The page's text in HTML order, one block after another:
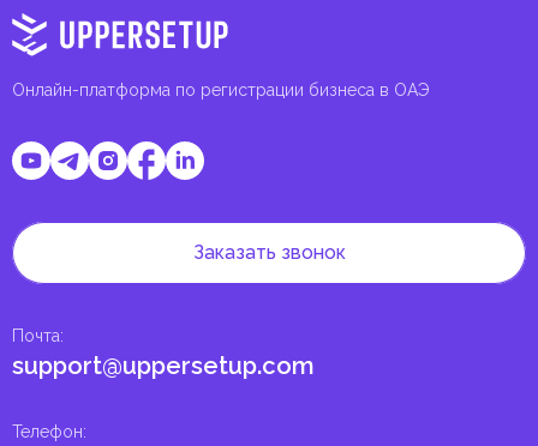
Онлайн-платформа по регистрации бизнеса в ОАЭ
Телефон:
Почта:
support@uppersetup.com
Заказать звонок